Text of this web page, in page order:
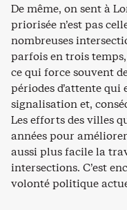
De même, on sent à
priorisée n’est pas
nombreuses
parfois en trois temps,
ce qui force souvent
périodes d’attente
signalisation et,
Les efforts des villes
années pour
aussi plus facile la
intersections. C’est
volonté politique